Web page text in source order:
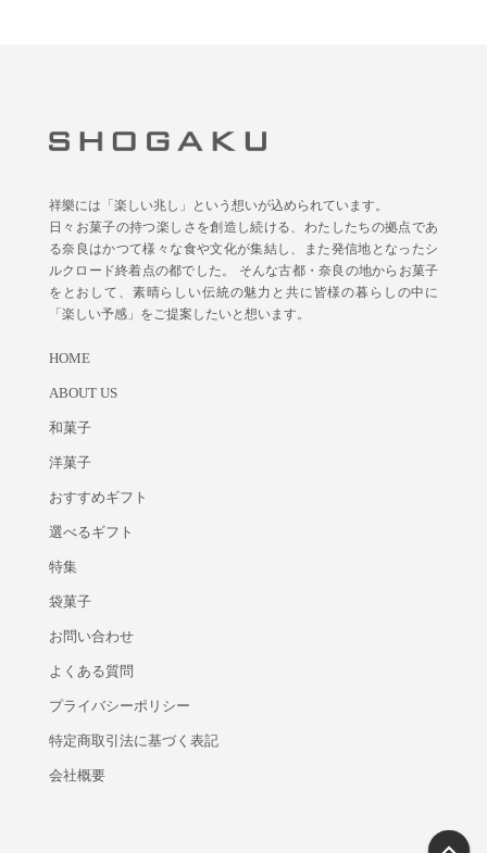
祥樂には「楽しい兆し」という想いが込められています。
日々お菓子の持つ楽しさを創造し続ける、わたしたちの拠点であ
る奈良はかつて様々な食や文化が集結し、また発信地となったシ
ルクロード終着点の都でした。 そんな古都・奈良の地からお菓子
をとおして、素晴らしい伝統の魅力と共に皆様の暮らしの中に
「楽しい予感」をご提案したいと想います。
HOME
ABOUT US
和菓子
洋菓子
おすすめギフト
選べるギフト
特集
袋菓子
お問い合わせ
よくある質問
プライバシーポリシー
特定商取引法に基づく表記
会社概要